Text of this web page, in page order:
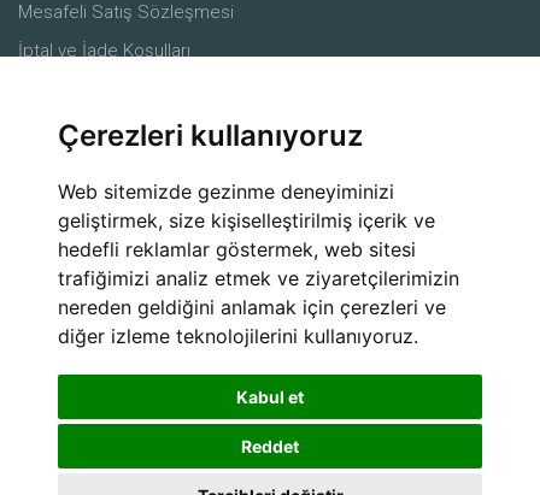
Çerezleri kullanıyoruz
Web sitemizde gezinme deneyiminizi
geliştirmek, size kişiselleştirilmiş içerik ve
hedefli reklamlar göstermek, web sitesi
trafiğimizi analiz etmek ve ziyaretçilerimizin
nereden geldiğini anlamak için çerezleri ve
diğer izleme teknolojilerini kullanıyoruz.
Kabul et
Reddet
Mesafeli Satış Sözleşmesi
İptal ve İade Koşulları
Ürünler
Ziraat mühendisleri
Alıcılar
Lojistik Firmaları
Sosyal Medya